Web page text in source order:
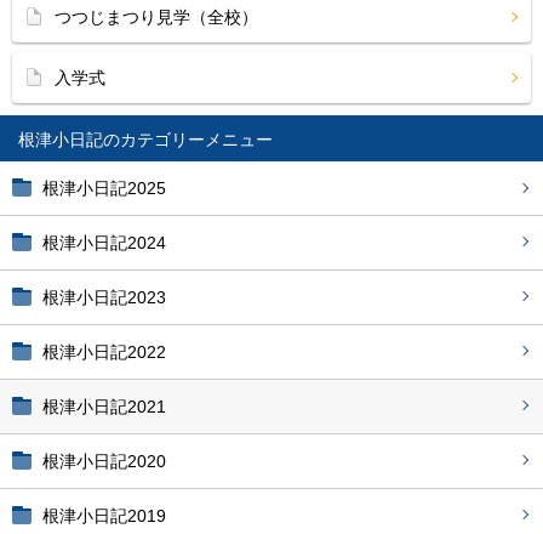
根津小日記
根津小日記2025
根津小日記2024
根津小日記2023
根津小日記2022
根津小日記2021
根津小日記2020
根津小日記2019
つつじまつり見学（全校）
入学式